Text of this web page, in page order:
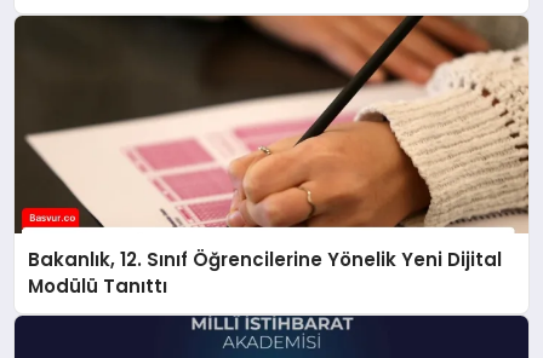
Bakanlık, 12. Sınıf Öğrencilerine Yönelik Yeni Dijital
Modülü Tanıttı